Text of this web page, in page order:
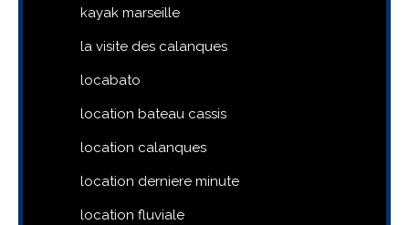
kayak marseille
la visite des calanques
locabato
location bateau cassis
location calanques
location derniere minute
location fluviale